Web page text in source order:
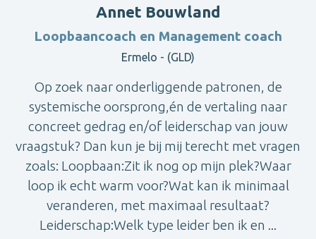
Annet Bouwland
Loopbaancoach en Management coach
Ermelo - (GLD)
Op zoek naar onderliggende patronen, de
systemische oorsprong,én de vertaling naar
concreet gedrag en/of leiderschap van jouw
vraagstuk? Dan kun je bij mij terecht met vragen
zoals: Loopbaan:Zit ik nog op mijn plek?Waar
loop ik echt warm voor?Wat kan ik minimaal
veranderen, met maximaal resultaat?
Leiderschap:Welk type leider ben ik en ...